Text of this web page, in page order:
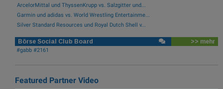
ArcelorMittal und ThyssenKrupp vs. Salzgitter und...
Garmin und adidas vs. World Wrestling Entertainme...
Silver Standard Resources und Royal Dutch Shell v...
Börse Social Club Board >> mehr
#gabb #2161
Featured Partner Video